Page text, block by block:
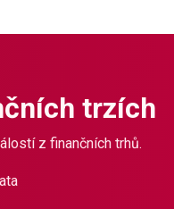
trzích
z finančních trhů.